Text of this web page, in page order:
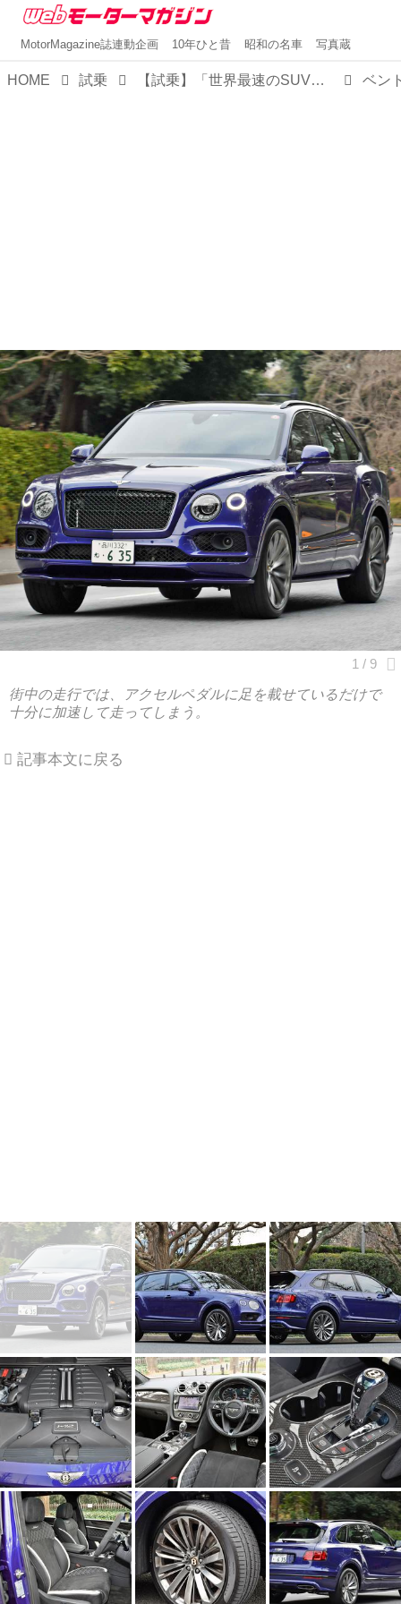
MotorMagazine誌連動企画 10年ひと昔 昭和の名車 写真蔵
HOME 試乗 【試乗】「世界最速のSUV」ベントレー ベンテイガ スピードに乗ってみた！
街中の走行では、アクセルペダルに足を載せているだけで
十分に加速して走ってしまう。
記事本文に戻る